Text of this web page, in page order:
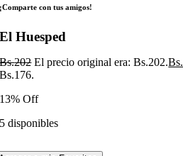
¡Comparte con tus amigos!
El Huesped
Bs.202 El precio original era: Bs.202.Bs.
Bs.176.
13% Off
5 disponibles